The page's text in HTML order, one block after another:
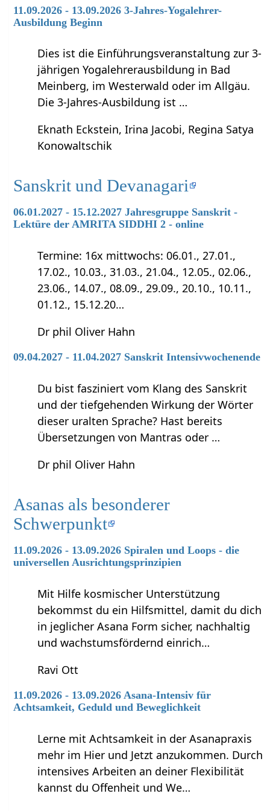
11.09.2026 - 13.09.2026 3-Jahres-Yogalehrer-
Ausbildung Beginn
Dies ist die Einführungsveranstaltung zur 3-
jährigen Yogalehrerausbildung in Bad
Meinberg, im Westerwald oder im Allgäu.
Die 3-Jahres-Ausbildung ist …
Eknath Eckstein, Irina Jacobi, Regina Satya
Konowaltschik
Sanskrit und Devanagari
06.01.2027 - 15.12.2027 Jahresgruppe Sanskrit -
Lektüre der AMRITA SIDDHI 2 - online
Termine: 16x mittwochs: 06.01., 27.01.,
17.02., 10.03., 31.03., 21.04., 12.05., 02.06.,
23.06., 14.07., 08.09., 29.09., 20.10., 10.11.,
01.12., 15.12.20…
Dr phil Oliver Hahn
09.04.2027 - 11.04.2027 Sanskrit Intensivwochenende
Du bist fasziniert vom Klang des Sanskrit
und der tiefgehenden Wirkung der Wörter
dieser uralten Sprache? Hast bereits
Übersetzungen von Mantras oder …
Dr phil Oliver Hahn
Asanas als besonderer
Schwerpunkt
11.09.2026 - 13.09.2026 Spiralen und Loops - die
universellen Ausrichtungsprinzipien
Mit Hilfe kosmischer Unterstützung
bekommst du ein Hilfsmittel, damit du dich
in jeglicher Asana Form sicher, nachhaltig
und wachstumsfördernd einrich…
Ravi Ott
11.09.2026 - 13.09.2026 Asana-Intensiv für
Achtsamkeit, Geduld und Beweglichkeit
Lerne mit Achtsamkeit in der Asanapraxis
mehr im Hier und Jetzt anzukommen. Durch
intensives Arbeiten an deiner Flexibilität
kannst du Offenheit und We…